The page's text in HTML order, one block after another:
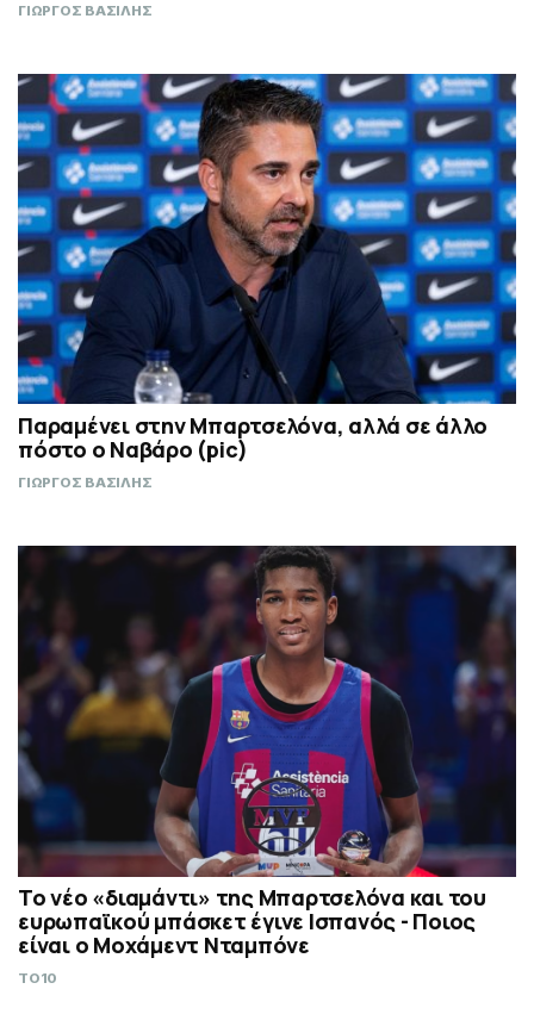
ΓΙΩΡΓΟΣ ΒΑΣΙΛΗΣ
Παραμένει στην Μπαρτσελόνα, αλλά σε άλλο
πόστο ο Ναβάρο (pic)
ΓΙΩΡΓΟΣ ΒΑΣΙΛΗΣ
Το νέο «διαμάντι» της Μπαρτσελόνα και του
ευρωπαϊκού μπάσκετ έγινε Ισπανός - Ποιος
είναι ο Μοχάμεντ Νταμπόνε
TO10